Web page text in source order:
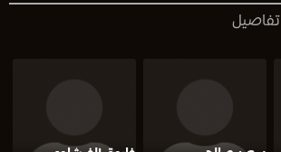
تفاصيل